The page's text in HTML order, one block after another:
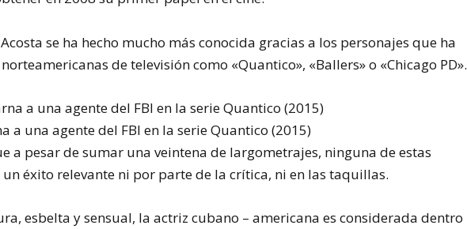
se ha hecho mucho más conocida gracias a los personajes que ha
de televisión como «Quantico», «Ballers» o «Chicago PD».
a una agente del FBI en la serie Quantico (2015)
a pesar de sumar una veintena de largometrajes, ninguna de estas
éxito relevante ni por parte de la crítica, ni en las taquillas.
esbelta y sensual, la actriz cubano – americana es considerada dentro